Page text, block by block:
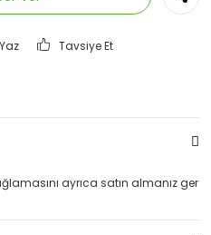
Tavsiye Et
ayrıca satın almanız ger